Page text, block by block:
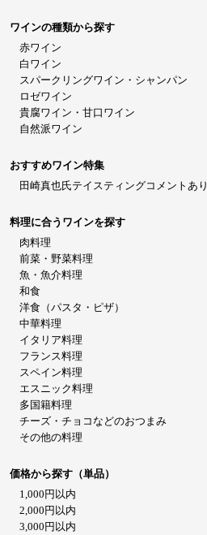
ワインの種類から探す
赤ワイン
白ワイン
スパークリングワイン・シャンパン
ロゼワイン
貴腐ワイン・甘口ワイン
自然派ワイン
おすすめワイン特集
田崎真也氏テイスティングコメントあり
料理に合うワインを探す
肉料理
前菜・野菜料理
魚・魚介料理
和食
洋食（パスタ・ピザ）
中華料理
イタリア料理
フランス料理
スペイン料理
エスニック料理
多国籍料理
チーズ・チョコなどのおつまみ
その他の料理
価格から探す（単品）
1,000円以内
2,000円以内
3,000円以内